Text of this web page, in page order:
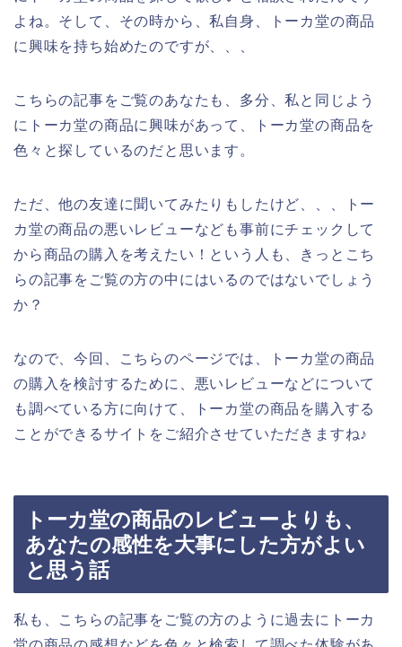
よね。そして、その時から、私自身、トーカ堂の商品
に興味を持ち始めたのですが、、、
こちらの記事をご覧のあなたも、多分、私と同じよう
にトーカ堂の商品に興味があって、トーカ堂の商品を
色々と探しているのだと思います。
ただ、他の友達に聞いてみたりもしたけど、、、トー
カ堂の商品の悪いレビューなども事前にチェックして
から商品の購入を考えたい！という人も、きっとこち
らの記事をご覧の方の中にはいるのではないでしょう
か？
なので、今回、こちらのページでは、トーカ堂の商品
の購入を検討するために、悪いレビューなどについて
も調べている方に向けて、トーカ堂の商品を購入する
ことができるサイトをご紹介させていただきますね♪
トーカ堂の商品のレビューよりも、
あなたの感性を大事にした方がよい
と思う話
私も、こちらの記事をご覧の方のように過去にトーカ